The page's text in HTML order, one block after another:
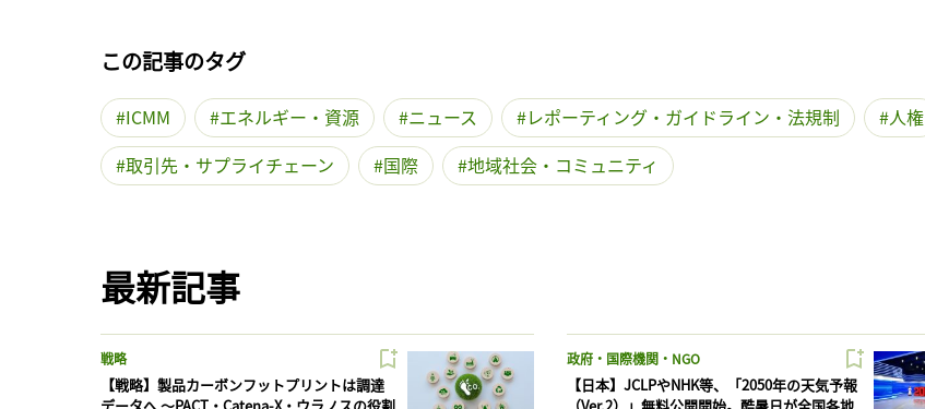
この記事のタグ
ICMM エネルギー・資源 ニュース レポーティング・ガイドライン・法規制
人権
取引先・サプライチェーン
国際 地域社会・コミュニティ
最新記事
戦略
【戦略】製品カーボンフットプリントは調達
政府・国際機関・NGO
【日本】JCLPやNHK等、「2050年の天気予報